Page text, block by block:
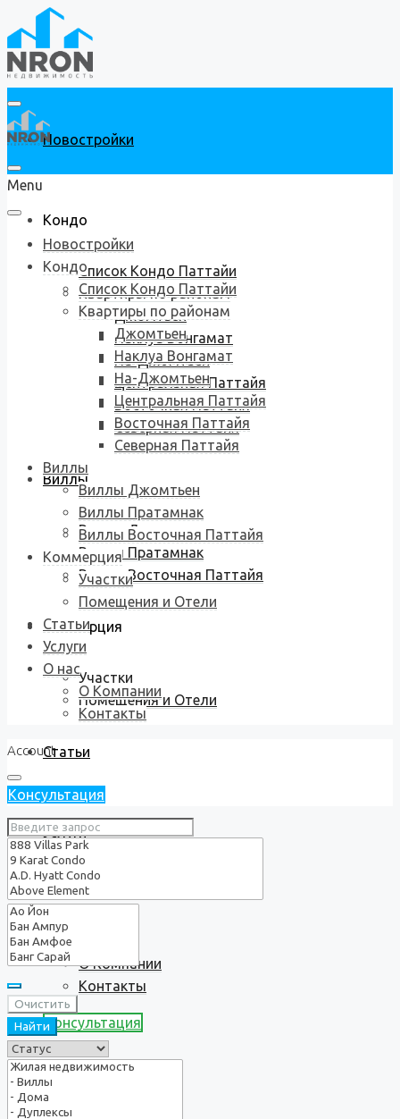
Новостройки
Кондо
Список Кондо Паттайи
Квартиры по районам
Джомтьен
Наклуа Вонгамат
На-Джомтьен
Центральная Паттайя
Восточная Паттайя
Северная Паттайя
Виллы
Виллы Джомтьен
Виллы Пратамнак
Виллы Восточная Паттайя
Коммерция
Участки
Помещения и Отели
Статьи
Услуги
О нас
О Компании
Контакты
Консультация
Menu
Новостройки
Кондо
Список Кондо Паттайи
Квартиры по районам
Джомтьен
Наклуа Вонгамат
На-Джомтьен
Центральная Паттайя
Восточная Паттайя
Северная Паттайя
Виллы
Виллы Джомтьен
Виллы Пратамнак
Виллы Восточная Паттайя
Коммерция
Участки
Помещения и Отели
Статьи
Услуги
О нас
О Компании
Контакты
Account
Консультация
Очистить
Найти